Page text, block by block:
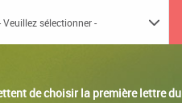
de choisir la première lettre du